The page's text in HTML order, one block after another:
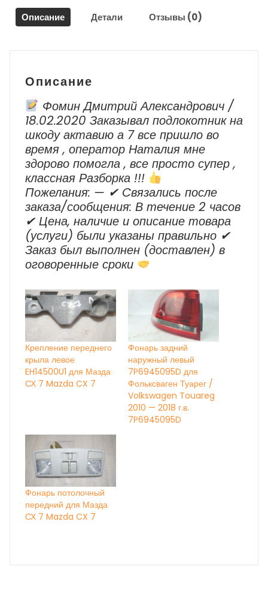
Туарег
NF
Описание Детали Отзывы (0)
Описание
Фомин Дмитрий Александрович /
18.02.2020 Заказывал подлокотник на
шкоду актавию а 7 все пришло во
время , оператор Наталия мне
здорово помогла , все просто супер ,
классная Разборка !!!
Пожелания: — ✔ Cвязались после
заказа/сообщения: В течение 2 часов
✔ Цена, наличие и описание товара
(услуги) были указаны правильно ✔
Заказ был выполнен (доставлен) в
оговоренные сроки
Крепление переднего
крыла левое
EH14500U1 для Мазда
СХ 7 Mazda CX 7
Фонарь задний
наружный левый
7P6945095D для
Фольксваген Туарег /
Volkswagen Touareg
2010 — 2018 г.в.
7P6945095D
Фонарь потолочный
передний для Мазда
СХ 7 Mazda CX 7